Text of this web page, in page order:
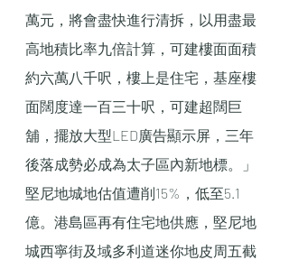
萬元，將會盡快進行清拆，以用盡最
高地積比率九倍計算，可建樓面面積
約六萬八千呎，樓上是住宅，基座樓
面闊度達一百三十呎，可建超闊巨
舖，擺放大型LED廣告顯示屏，三年
後落成勢必成為太子區內新地標。」
堅尼地城地估值遭削15%，低至5.1
億。港島區再有住宅地供應，堅尼地
城西寧街及域多利道迷你地皮周五截